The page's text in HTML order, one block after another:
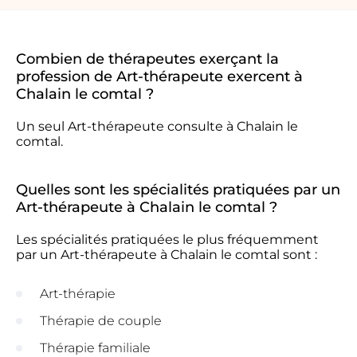
Combien de thérapeutes exerçant la
profession de Art-thérapeute exercent à
Chalain le comtal ?
Un seul Art-thérapeute consulte à Chalain le
comtal.
Quelles sont les spécialités pratiquées par un
Art-thérapeute à Chalain le comtal ?
Les spécialités pratiquées le plus fréquemment
par un Art-thérapeute à Chalain le comtal sont :
Art-thérapie
Thérapie de couple
Thérapie familiale